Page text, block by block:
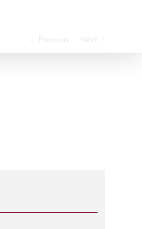
Previous Next